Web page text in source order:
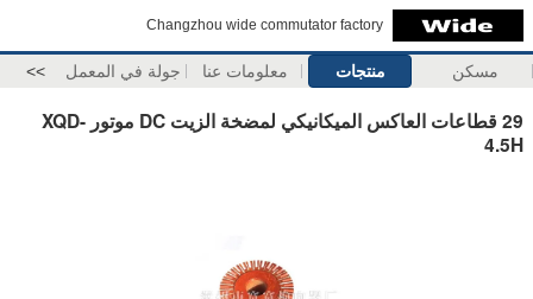
Changzhou wide commutator factory
مسكن منتجات معلومات عنا جولة في المعمل >>
29 قطاعات العاكس الميكانيكي لمضخة الزيت DC موتور XQD-
4.5H